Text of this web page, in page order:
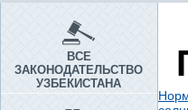
ВСЕ
ЗАКОНОДАТЕЛЬСТВО
УЗБЕКИСТАНА